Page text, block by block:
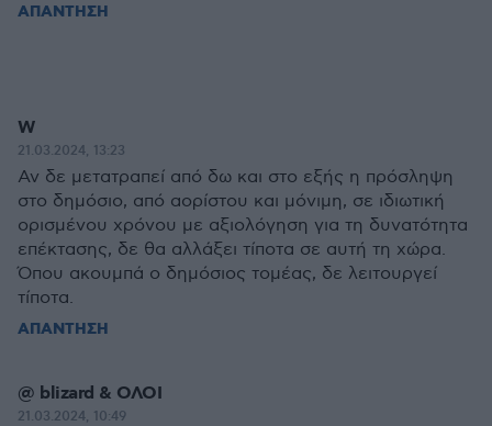
ΑΠΑΝΤΗΣΗ
W
21.03.2024, 13:23
Αν δε μετατραπεί από δω και στο εξής η πρόσληψη
στο δημόσιο, από αορίστου και μόνιμη, σε ιδιωτική
ορισμένου χρόνου με αξιολόγηση για τη δυνατότητα
επέκτασης, δε θα αλλάξει τίποτα σε αυτή τη χώρα.
Όπου ακουμπά ο δημόσιος τομέας, δε λειτουργεί
τίποτα.
ΑΠΑΝΤΗΣΗ
@ blizard & ΟΛΟΙ
21.03.2024, 10:49